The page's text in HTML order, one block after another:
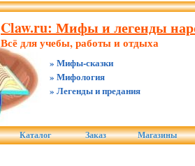
Claw.ru: Мифы и легенды
Всё для учебы, работы и отдыха
» Мифы-сказки
» Мифология
» Легенды и предания
Каталог Заказ Магазины